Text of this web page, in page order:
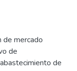
de mercado
de
de